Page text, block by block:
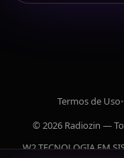
Termos de Uso•
© 2026 Radiozin —
W2 TECNOLOGIA EM